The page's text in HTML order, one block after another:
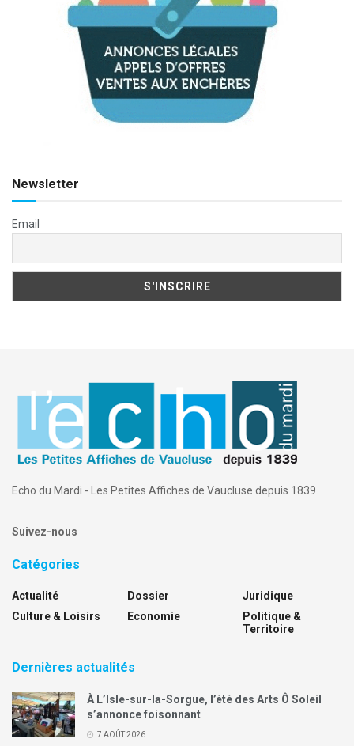
Newsletter
Email
Echo du Mardi - Les Petites Affiches de Vaucluse depuis 1839
Suivez-nous
Catégories
Actualité
Culture & Loisirs
Dossier
Economie
Juridique
Politique &
Territoire
Dernières actualités
À L’Isle-sur-la-Sorgue, l’été des Arts Ô Soleil
s’annonce foisonnant
7 AOÛT 2026